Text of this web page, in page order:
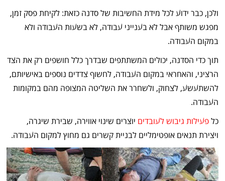
ולכן, כבר ידוע לכל מידת החשיבות של סדנה כזאת: לקיחת פסק זמן,
מפגש משותף אבל לא בענייני עבודה, לא בשעות העבודה ולא
במקום העבודה.
תוך כדי הסדנה, יכולים המשתתפים שבדרך כלל חושפים רק את הצד
הרציני, והאחראי במקום העבודה, לחשוף צדדים נוספים באישיותם,
להשתעשע, לצחוק, ולשחרר את השליטה המצופה מהם במקומות
העבודה.
כלפעילות גיבוש לעובדים יוצרים שינוי אווירה, שבירת שיגרה,
ויצירת תנאים אופטימליים לבניית קשרים גם מחוץ למקום העבודה.